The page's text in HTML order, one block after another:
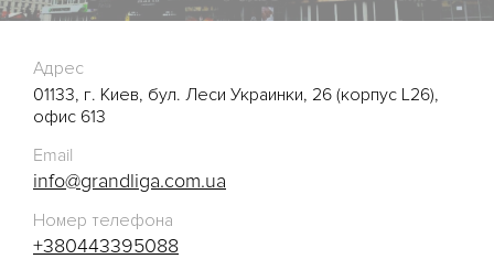
Адрес
01133, г. Киев, бул. Леси Украинки, 26 (корпус L26),
офис 613
Email
info@grandliga.com.ua
Номер телефона
+380443395088